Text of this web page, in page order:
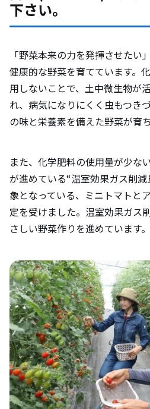
下さい。
「野菜本来の力を発揮させたい
健康的な野菜を育てています。
用しないことで、土中微生物が
れ、病気になりにくく虫もつき
の味と栄養素を備えた野菜が育ち
また、化学肥料の使用量が少な
が進めている“温室効果ガス削
象となっている、ミニトマトと
定を受けました。温室効果ガス
さしい野菜作りを進めています。